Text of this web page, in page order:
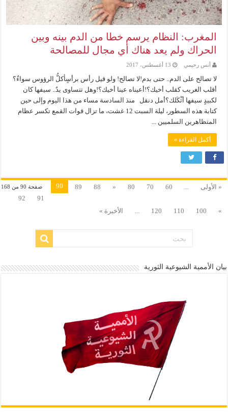
المغرب: النظام يرسم خطا من الدم بينه وبين
الحراك ولم يعد هناك أي مجال للمصالحة
أنس رحيمي 13 أغسطس، 2017
لا تصالح على الدم.. حتى بدم!لا تصالح! ولو قيل رأس برأسٍأكلُّ الرؤوس سواءٌ؟
أقلب الغريب كقلب أخيك؟!أعيناه عينا أخيك؟!وهل تتساوى يدٌ.. سيفها كان
لكبيدٍ سيفها أثْكَلك؟أمل دنقل منذ السادسة مساء من هذا اليوم وإلى حين
كتابة هذه السطور، ليلة السبت 12 غشت، ما تزال قوات القمع تكسر عظام
المتظاهرين السلميين ...
أكمل القراءة »
صفحة 90 من 168 « الأولى ...
60
70
80
«
88
89
90
91
92
»
100
110
120
... الأخيرة »
بيان الأممية الشيوعية الثورية